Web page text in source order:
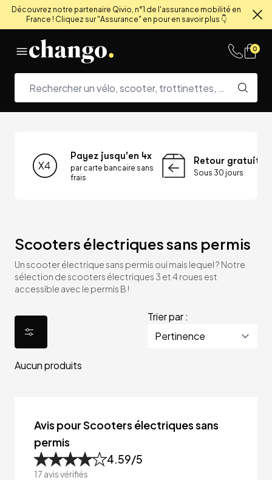
Découvrez notre partenaire Qivio, n°1 de l'assurance mobilité en
France ! Cliquez sur "Assurance" en pour en savoir plus 👇
0
Payez jusqu'en 4x
par carte bancaire sans
frais
Retour gratuit
Sous 30 jours
Scooters électriques sans permis
Un scooter électrique sans permis oui mais lequel ? Notre
sélection de scooters électriques 3 et 4 roues est
accessible avec le permis B !
Trier par :
Aucun produits
Avis pour Scooters électriques sans
permis
4.59/5
17 avis vérifiés